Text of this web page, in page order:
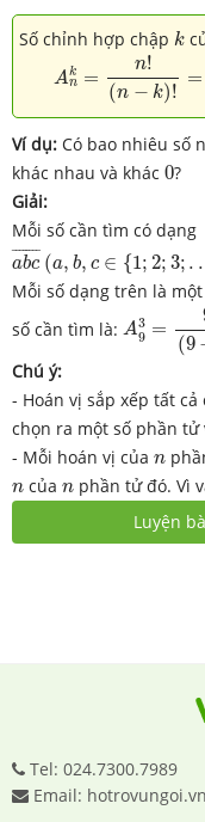
Số chỉnh hợp chập k
k
Ak
n =
n!
(n − k)!
=
Ank =n!( n−k)! =n(
Ví dụ: Có bao nhiêu số
khác nhau và khác 0
0?
Giải:
Mỗi số cần tìm có dạng
¯¯¯¯¯¯¯¯
abc (a, b, c ∈ {1; 2; 3; . .
abc ¯(a ,b,c ∈{ 1;2 ;3;...
Mỗi số dạng trên là
số cần tìm là: A3
9 =
(9
A9 3= 9!(
Chú ý:
- Hoán vị sắp xếp tất
chọn ra một số phần tử
- Mỗi hoán vị của n
n
n
n của n
n phần tử đó. Vì
Luyện
Tel: 024.7300.7989
Email: